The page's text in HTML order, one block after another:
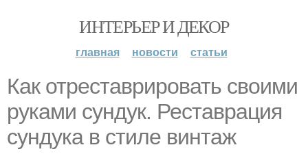
ИНТЕРЬЕР И ДЕКОР
главная новости статьи
Как отреставрировать своими
руками сундук. Реставрация
сундука в стиле винтаж